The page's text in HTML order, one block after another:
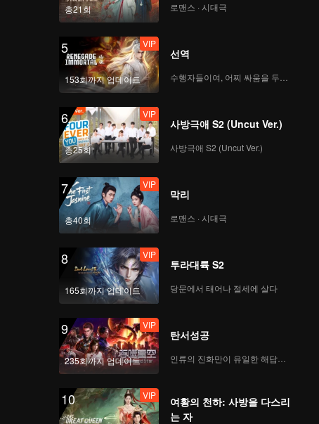
총21회 로맨스 · 시대극
5
153회까지 업데이트
VIP
선역
6
총25회
VIP
사방극애 S2 (Uncut Ver.)
사방극애 S2 (Uncut Ver.)
7
총40회
VIP
막리
로맨스 · 시대극
8
165회까지 업데이트
VIP
투라대륙 S2
당문에서 태어나 절세에 살다
9
235회까지 업데이트
VIP
탄서성공
인류의 진화만이 유일한 해답이다
10 VIP
여황의 천하: 사방을 다스리
는 자